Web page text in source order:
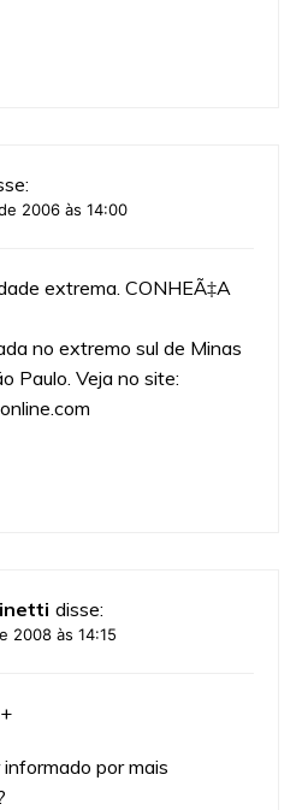
2006 às 14:00
extrema. CONHEÃ‡A
no extremo sul de Minas
Paulo. Veja no site:
disse:
2008 às 14:15
por mais